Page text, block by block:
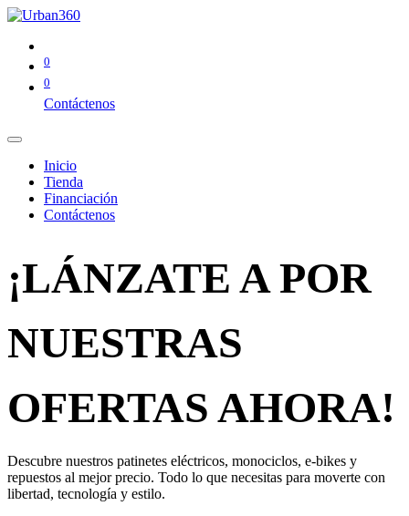
0
0
Contáctenos
Inicio
Tienda
Financiación
Contáctenos
¡LÁNZATE A POR
NUESTRAS
OFERTAS AHORA!
Descubre nuestros patinetes eléctricos, monociclos, e-bikes y
repuestos al mejor precio. Todo lo que necesitas para moverte con
libertad, tecnología y estilo.